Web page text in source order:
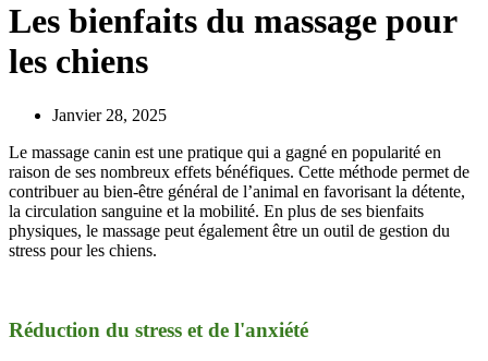
Les bienfaits du massage pour
les chiens
Janvier 28, 2025
Le massage canin est une pratique qui a gagné en popularité en
raison de ses nombreux effets bénéfiques. Cette méthode permet de
contribuer au bien-être général de l’animal en favorisant la détente,
la circulation sanguine et la mobilité. En plus de ses bienfaits
physiques, le massage peut également être un outil de gestion du
stress pour les chiens.
Réduction du stress et de l'anxiété